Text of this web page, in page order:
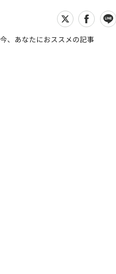
今、あなたにおススメの記事